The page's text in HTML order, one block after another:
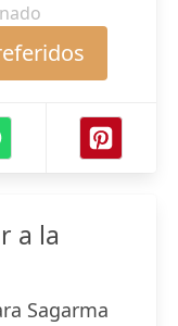
a la
Sagarma